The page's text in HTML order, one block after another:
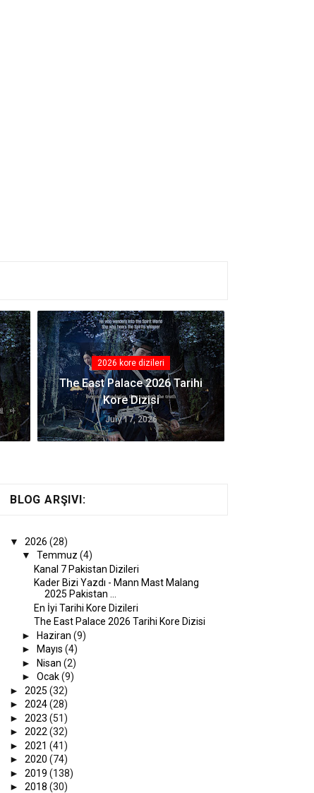
2026 kore dizileri
The East Palace 2026 Tarihi
Kore Dizisi
July 17, 2026
BLOG ARŞIVI:
▼ 2026 (28)
▼ Temmuz (4)
Kanal 7 Pakistan Dizileri
Kader Bizi Yazdı - Mann Mast Malang
2025 Pakistan ...
En İyi Tarihi Kore Dizileri
The East Palace 2026 Tarihi Kore Dizisi
► Haziran (9)
►
Mayıs (4)
► Nisan (2)
► Ocak(9)
► 2025 (32)
► 2024(28)
► 2023 (51)
► 2022 (32)
► 2021 (41)
► 2020 (74)
► 2019 (138)
► 2018 (30)